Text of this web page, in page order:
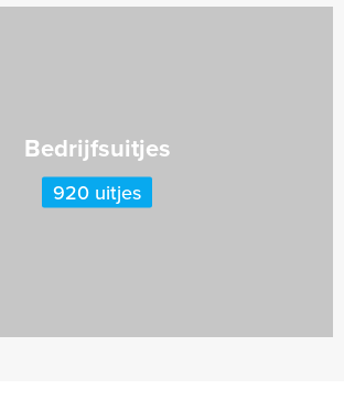
Bedrijfsuitjes
920 uitjes